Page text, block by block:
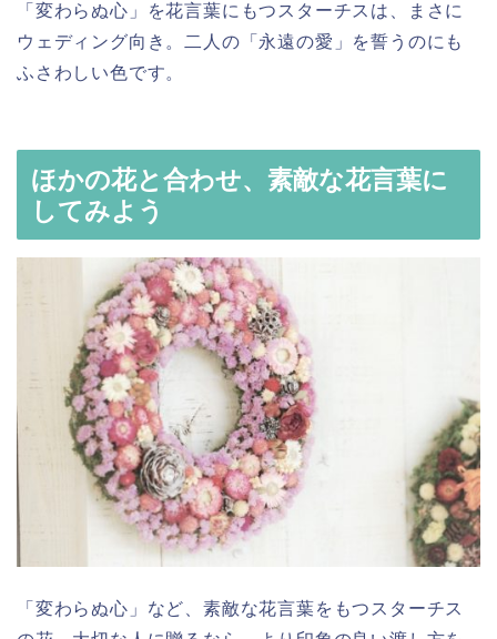
「変わらぬ心」を花言葉にもつスターチスは、まさに
ウェディング向き。二人の「永遠の愛」を誓うのにも
ふさわしい色です。
ほかの花と合わせ、素敵な花言葉に
してみよう
「変わらぬ心」など、素敵な花言葉をもつスターチス